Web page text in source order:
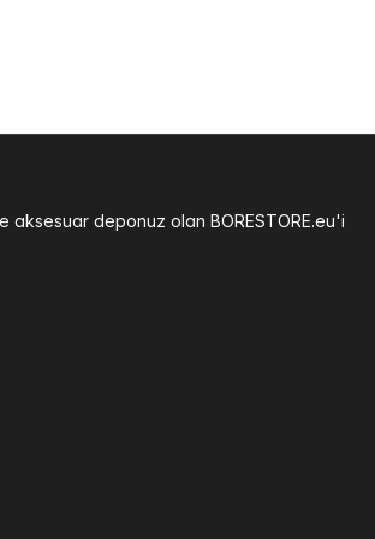
deponuz olan BORESTORE.eu'i